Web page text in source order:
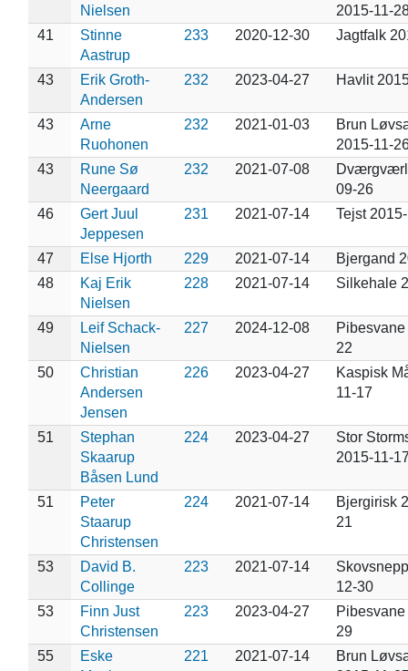
Nielsen
2015-11-
41
Stinne
Aastrup
233 2020-12-30 Jagtfalk
43
Erik Groth-
Andersen
232 2023-04-27 Havlit
43
Arne
Ruohonen
232 2021-01-03
Brun
2015-11-
43
Rune Sø
Neergaard
232 2021-07-08
09-26
46
Gert Juul
Jeppesen
231 2021-07-14 Tejst
47 Else Hjorth 229 2021-07-14
Bjergand
48
Kaj Erik
Nielsen
228 2021-07-14 Silkehale
49
Leif Schack-
Nielsen
227 2024-12-08
22
50
Christian
Andersen
Jensen
226 2023-04-27
Kaspisk
11-17
51
Stephan
Skaarup
Båsen Lund
224 2023-04-27
Stor
2015-11-
51
Peter
Staarup
Christensen
224 2021-07-14
Bjergirisk
21
53
David B.
Collinge
223 2021-07-14
12-30
53
Finn Just
Christensen
223 2023-04-27
29
55
Eske
221 2021-07-14
Brun